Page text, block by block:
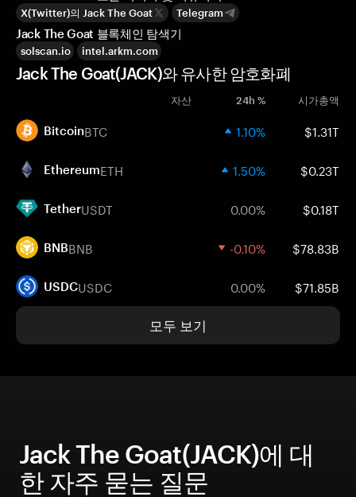
X(Twitter)의 Jack The Goat Telegram
Jack The Goat 블록체인 탐색기
solscan.io intel.arkm.com
Jack The Goat(JACK)와 유사한 암호화폐
자산 24h % 시가총액
BitcoinBTC 1.10% $1.31T
EthereumETH 1.50% $0.23T
TetherUSDT 0.00% $0.18T
BNBBNB -0.10% $78.83B
USDCUSDC 0.00% $71.85B
모두 보기
Jack The Goat(JACK)에 대
한 자주 묻는 질문